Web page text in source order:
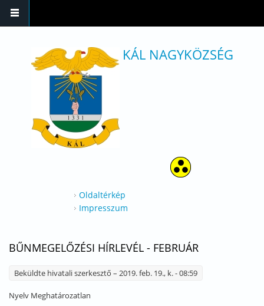
KÁL NAGYKÖZSÉG
Oldaltérkép
Impresszum
BŰNMEGELŐZÉSI HÍRLEVÉL - FEBRUÁR
Beküldte hivatali szerkesztő – 2019. feb. 19., k. - 08:59
Nyelv Meghatározatlan